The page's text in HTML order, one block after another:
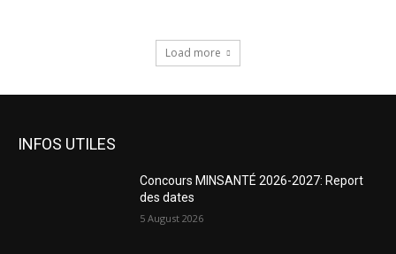
Load more
INFOS UTILES
Concours MINSANTÉ 2026-2027: Report
des dates
5 August 2026